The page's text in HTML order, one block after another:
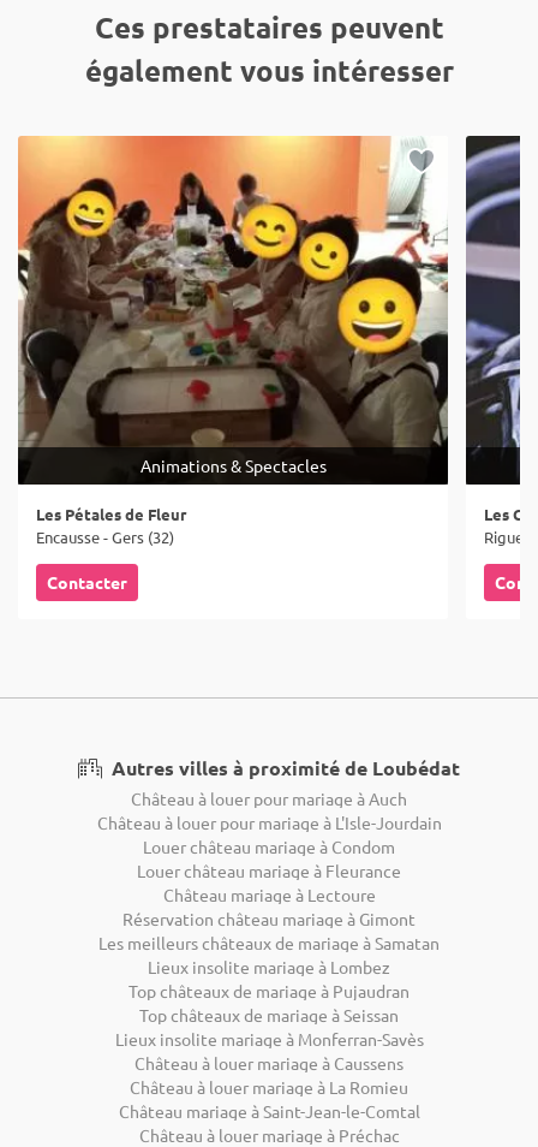
Ces prestataires peuvent
également vous intéresser
Animations & Spectacles
Les Pétales de Fleur
Encausse - Gers (32)
Contacter
Les
Autres villes à proximité de Loubédat
Château à louer pour mariage à Auch
Château à louer pour mariage à L'Isle-Jourdain
Louer château mariage à Condom
Louer château mariage à Fleurance
Château mariage à Lectoure
Réservation château mariage à Gimont
Les meilleurs châteaux de mariage à Samatan
Lieux insolite mariage à Lombez
Top châteaux de mariage à Pujaudran
Top châteaux de mariage à Seissan
Lieux insolite mariage à Monferran-Savès
Château à louer mariage à Caussens
Château à louer mariage à La Romieu
Château mariage à Saint-Jean-le-Comtal
Château à louer mariage à Préchac